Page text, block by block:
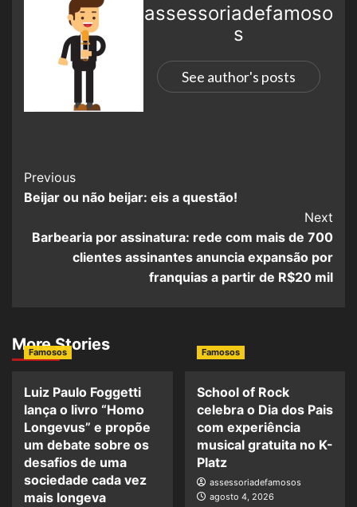
assessoriadefamoso
s
See author's posts
Previous
Beijar ou não beijar: eis a questão!
Next
Barbearia por assinatura: rede com mais de 700
clientes assinantes anuncia expansão por
franquias a partir de R$20 mil
More Stories
Famosos
Luiz Paulo Foggetti
lança o livro “Homo
Longevus” e propõe
um debate sobre os
desafios de uma
sociedade cada vez
mais longeva
Famosos
School of Rock
celebra o Dia dos Pais
com experiência
musical gratuita no K-
Platz
assessoriadefamosos
agosto 4, 2026